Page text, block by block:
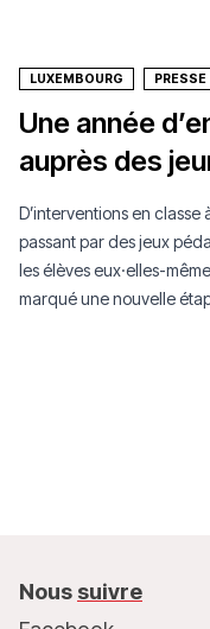
LUXEMBOURG PRESSE
Une année
auprès des
D’interventions en classe
passant par des jeux
les élèves eux·elles-
marqué une nouvelle
Nous suivre